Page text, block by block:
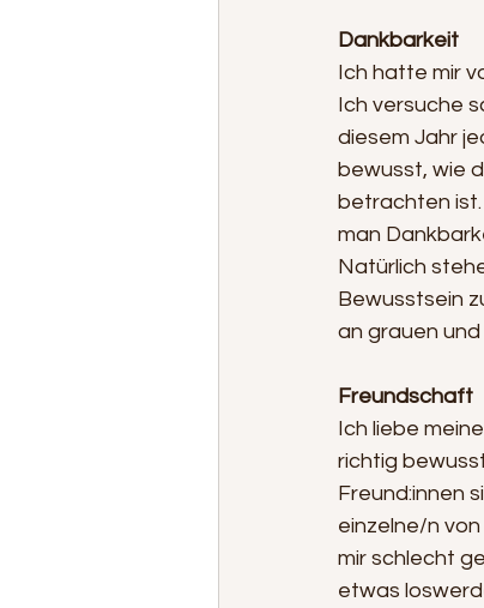
Dankbarkeit
Ich hatte mir
Ich versuche
diesem Jahr
bewusst, wie
betrachten ist.
man
Natürlich
Bewusstsein
an grauen
Freundschaft
Ich liebe
richtig
Freund:innen
einzelne/n
mir schlecht
etwas